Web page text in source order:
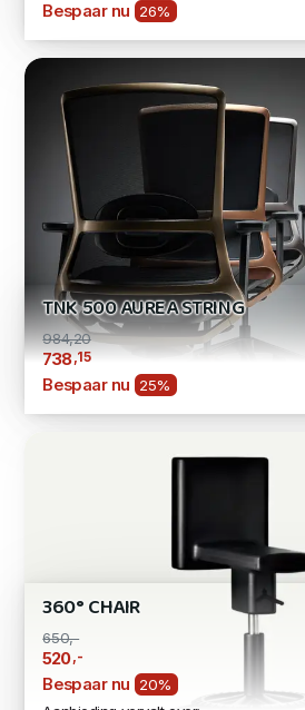
Bespaar nu 26%
TNK 500 AUREA STRING
984,20
738,15
Bespaar nu 25%
360° CHAIR
650,-
520,-
Bespaar nu
20%